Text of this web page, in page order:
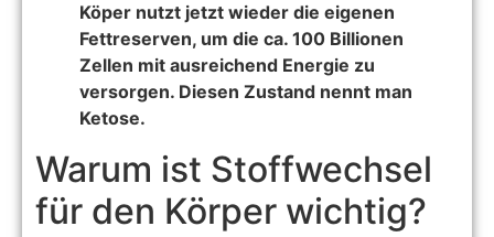
Köper nutzt jetzt wieder die eigenen
Fettreserven, um die ca. 100 Billionen
Zellen mit ausreichend Energie zu
versorgen. Diesen Zustand nennt man
Ketose.
Warum ist Stoffwechsel
für den Körper wichtig?